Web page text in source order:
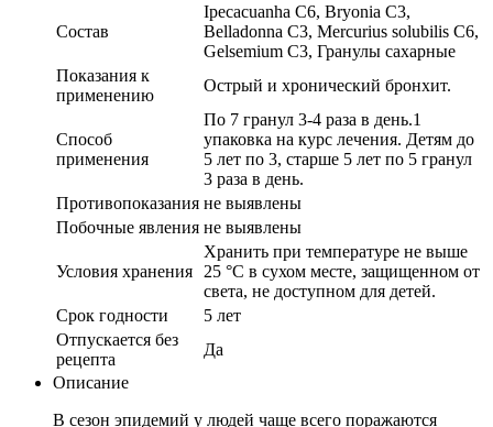
Состав
Ipecacuanha C6, Bryonia C3,
Belladonna C3, Mercurius solubilis C6,
Gelsemium C3, Гранулы сахарные
Показания к
применению
Острый и хронический бронхит.
Способ
применения
По 7 гранул 3-4 раза в день.1
упаковка на курс лечения. Детям до
5 лет по 3, старше 5 лет по 5 гранул
3 раза в день.
Противопоказания не выявлены
Побочные явления не выявлены
Условия хранения
Хранить при температуре не выше
25 °С в сухом месте, защищенном от
света, не доступном для детей.
Срок годности
5 лет
Отпускается без
рецепта
Да
Описание
В сезон эпидемий у людей чаще всего поражаются